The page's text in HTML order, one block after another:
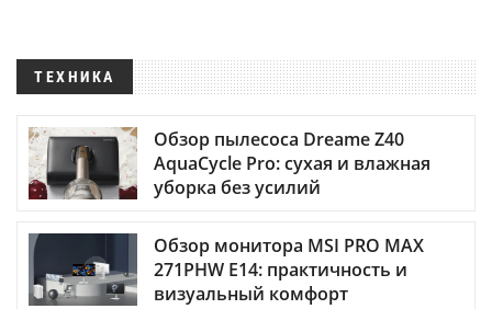
ТЕХНИКА
Обзор пылесоса Dreame Z40
AquaCycle Pro: сухая и влажная
уборка без усилий
Обзор монитора MSI PRO MAX
271PHW E14: практичность и
визуальный комфорт